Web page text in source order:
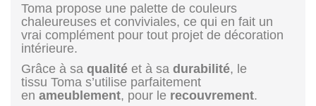
Toma propose une palette de couleurs
chaleureuses et conviviales, ce qui en fait un
vrai complément pour tout projet de décoration
intérieure.
Grâce à sa qualité et à sa durabilité, le
tissu Toma s’utilise parfaitement
en ameublement, pour le recouvrement.